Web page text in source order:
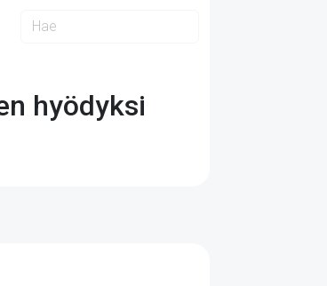
hyödyksi